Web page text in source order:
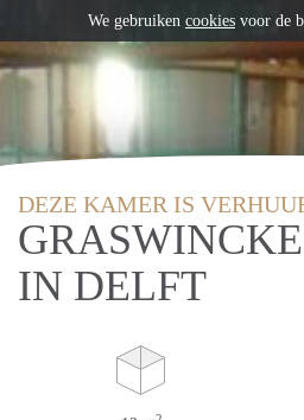
DEZE KAMER IS
IN DELFT
We gebruiken cookies voor de